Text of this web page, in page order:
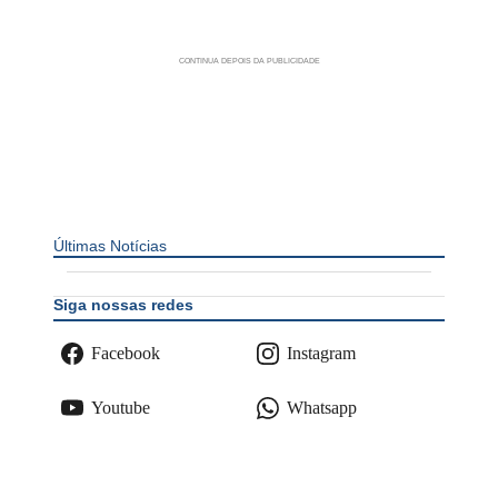
Últimas Notícias
Siga nossas redes
Facebook Instagram
Youtube Whatsapp